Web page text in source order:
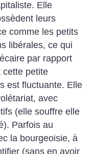
Elle
leurs
comme les petits
libérales, ce qui
par rapport
cette petite
est fluctuante. Elle
avec
(elle souffre elle
Parfois au
la bourgeoisie, à
(sans en avoir